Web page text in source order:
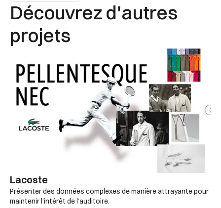
Découvrez d'autres
projets
Lacoste
Présenter des données complexes de manière attrayante pour
maintenir l’intérêt de l’auditoire.